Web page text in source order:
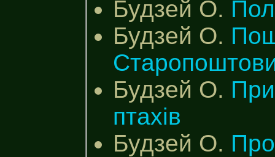
Будзей О.
Будзей О.
Будзей О.
птахів
Будзей О.